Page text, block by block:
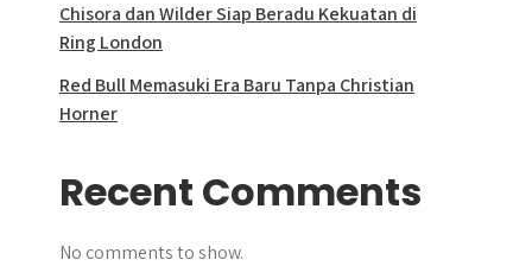
Chisora dan Wilder Siap Beradu Kekuatan di
Ring London
Red Bull Memasuki Era Baru Tanpa Christian
Horner
Recent Comments
No comments to show.